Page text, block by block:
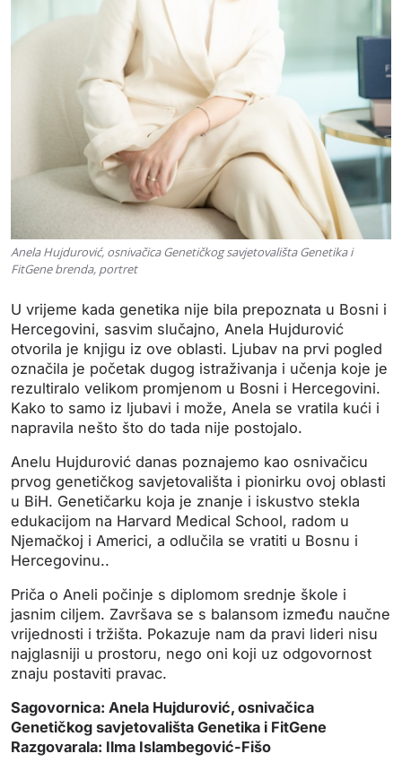
Anela Hujdurović, osnivačica Genetičkog savjetovališta Genetika i
FitGene brenda, portret
U vrijeme kada genetika nije bila prepoznata u Bosni i
Hercegovini, sasvim slučajno, Anela Hujdurović
otvorila je knjigu iz ove oblasti. Ljubav na prvi pogled
označila je početak dugog istraživanja i učenja koje je
rezultiralo velikom promjenom u Bosni i Hercegovini.
Kako to samo iz ljubavi i može, Anela se vratila kući i
napravila nešto što do tada nije postojalo.
Anelu Hujdurović danas poznajemo kao osnivačicu
prvog genetičkog savjetovališta i pionirku ovoj oblasti
u BiH. Genetičarku koja je znanje i iskustvo stekla
edukacijom na Harvard Medical School, radom u
Njemačkoj i Americi, a odlučila se vratiti u Bosnu i
Hercegovinu..
Priča o Aneli počinje s diplomom srednje škole i
jasnim ciljem. Završava se s balansom između naučne
vrijednosti i tržišta. Pokazuje nam da pravi lideri nisu
najglasniji u prostoru, nego oni koji uz odgovornost
znaju postaviti pravac.
Sagovornica: Anela Hujdurović, osnivačica
Genetičkog savjetovališta Genetika i FitGene
Razgovarala: Ilma Islambegović-Fišo